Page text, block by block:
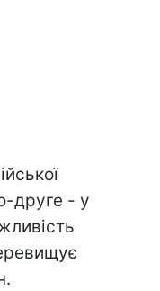
друге - у